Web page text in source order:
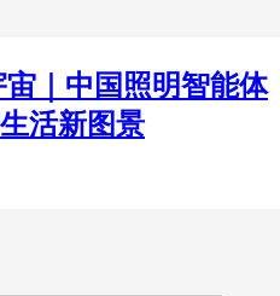
｜中国照明智能体
活新图景